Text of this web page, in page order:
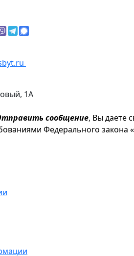
1А
сообщение, Вы даете
Федерального